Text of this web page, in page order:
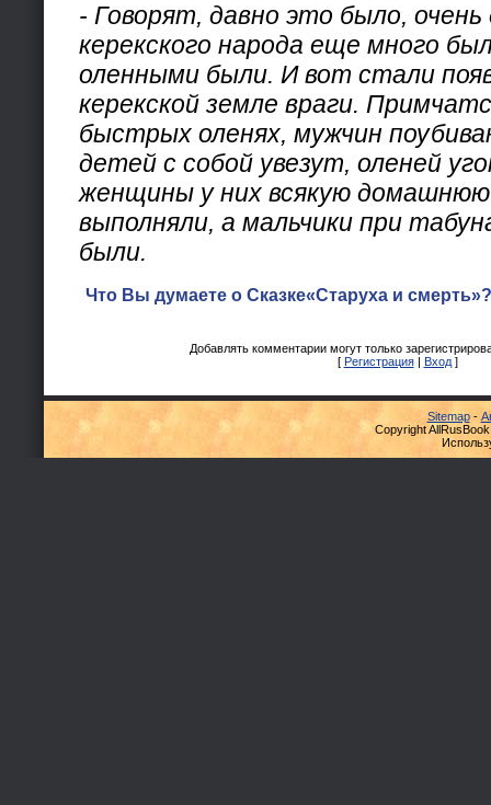
- Говорят, давно это было,
керекского народа еще много
оленными были. И вот стали
керекской земле враги.
быстрых оленях, мужчин
детей с собой увезут, оленей
женщины у них всякую
выполняли, а мальчики при
были.
Что Вы думаете о Сказке«Старуха и
Добавлять комментарии могут только
[ Регистрация| Вход]
Sitemap-
Copyright